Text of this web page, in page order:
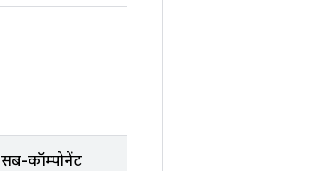
सब-कॉम्पोनेंट